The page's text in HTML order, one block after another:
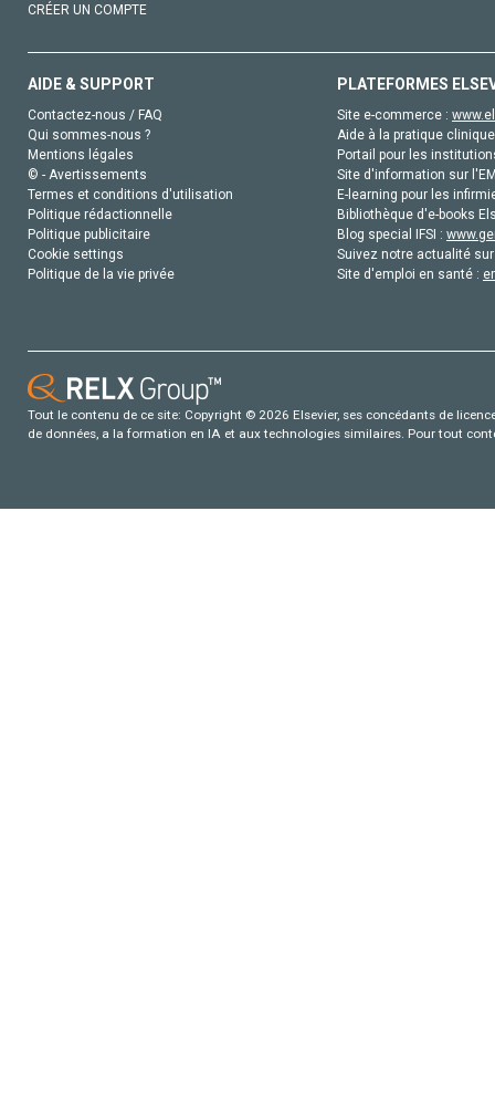
CRÉER UN COMPTE
AIDE & SUPPORT
Contactez-nous / FAQ
Qui sommes-nous ?
Mentions légales
© - Avertissements
Termes et conditions d'utilisation
Politique rédactionnelle
Politique publicitaire
Cookie settings
Politique de la vie privée
PLATEFORMES
Site e-commerce :
Aide à la pratique
Portail pour les
Site d'information sur
E-learning pour les
Bibliothèque d'e-books
Blog special IFSI :
Suivez notre actualité
Site d'emploi en santé :
Tout le contenu de ce site: Copyright © 2026 Elsevier, ses concédants de
de données, a la formation en IA et aux technologies similaires. Pour tout